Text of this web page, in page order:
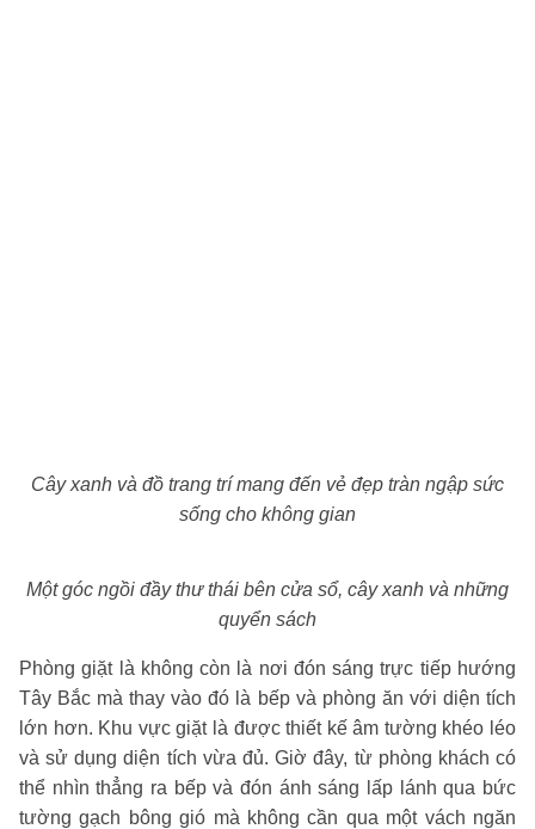
Cây xanh và đồ trang trí mang đến vẻ đẹp tràn ngập sức
sống cho không gian
Một góc ngồi đầy thư thái bên cửa sổ, cây xanh và những
quyển sách
Phòng giặt là không còn là nơi đón sáng trực tiếp hướng
Tây Bắc mà thay vào đó là bếp và phòng ăn với diện tích
lớn hơn. Khu vực giặt là được thiết kế âm tường khéo léo
và sử dụng diện tích vừa đủ. Giờ đây, từ phòng khách có
thể nhìn thẳng ra bếp và đón ánh sáng lấp lánh qua bức
tường gạch bông gió mà không cần qua một vách ngăn